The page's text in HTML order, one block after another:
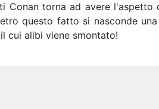
Conan torna ad avere
questo fatto si nasconde
cui alibi viene smontato!